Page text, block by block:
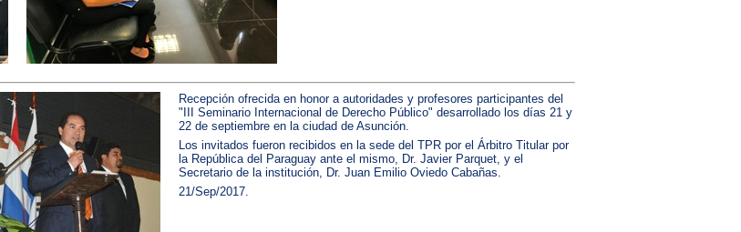
Recepción ofrecida en honor a autoridades y profesores participantes del
"III Seminario Internacional de Derecho Público" desarrollado los días 21 y
22 de septiembre en la ciudad de Asunción.
Los invitados fueron recibidos en la sede del TPR por el Árbitro Titular por
la República del Paraguay ante el mismo, Dr. Javier Parquet, y el
Secretario de la institución, Dr. Juan Emilio Oviedo Cabañas.
21/Sep/2017.